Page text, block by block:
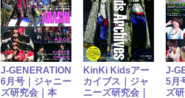
J-GENERATION
6月号｜ジャニー
ズ研究会｜本
KinKi Kidsアー
カイブス｜ジャ
ニーズ研究会｜
J-
5月
ズ